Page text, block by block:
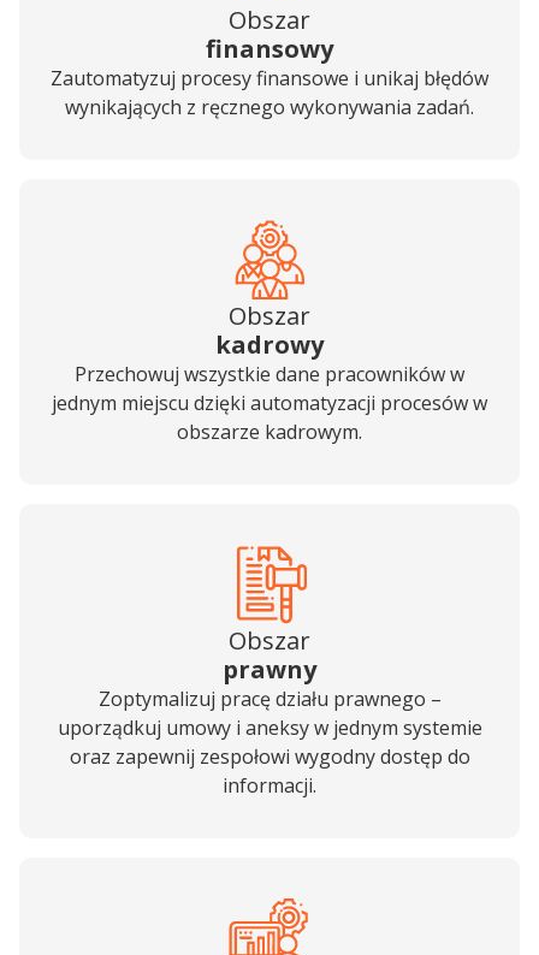
Obszar
finansowy
Zautomatyzuj procesy finansowe i unikaj błędów
wynikających z ręcznego wykonywania zadań.
Obszar
kadrowy
Przechowuj wszystkie dane pracowników w
jednym miejscu dzięki automatyzacji procesów w
obszarze kadrowym.
Obszar
prawny
Zoptymalizuj pracę działu prawnego –
uporządkuj umowy i aneksy w jednym systemie
oraz zapewnij zespołowi wygodny dostęp do
informacji.